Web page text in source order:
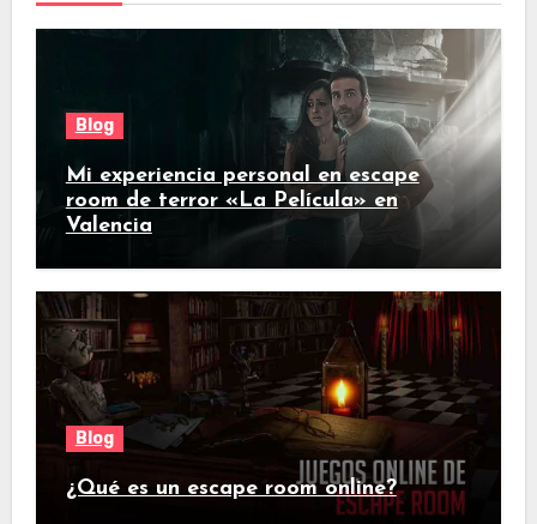
Blog
Mi experiencia personal en escape
room de terror «La Película» en
Valencia
Blog
¿Qué es un escape room online?